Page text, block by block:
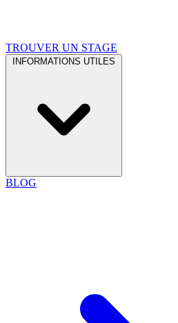
TROUVER UN STAGE
INFORMATIONS UTILES
BLOG